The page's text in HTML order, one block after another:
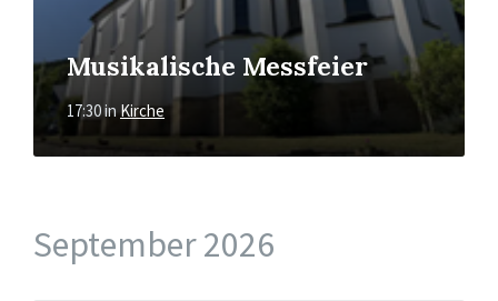
Musikalische Messfeier
17:30inKirche
September 2026